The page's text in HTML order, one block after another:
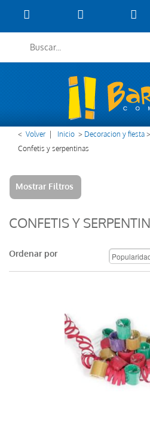
< Volver Inicio > Decoracion y fiesta>
Confetis y serpentinas
Mostrar Filtros
CONFETIS Y
Ordenar por